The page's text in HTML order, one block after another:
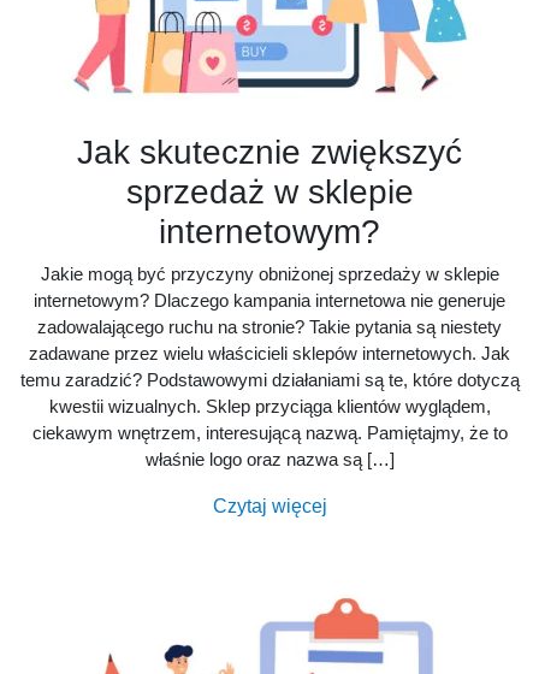
Jak skutecznie zwiększyć
sprzedaż w sklepie
internetowym?
Jakie mogą być przyczyny obniżonej sprzedaży w sklepie
internetowym? Dlaczego kampania internetowa nie generuje
zadowalającego ruchu na stronie? Takie pytania są niestety
zadawane przez wielu właścicieli sklepów internetowych. Jak
temu zaradzić? Podstawowymi działaniami są te, które dotyczą
kwestii wizualnych. Sklep przyciąga klientów wyglądem,
ciekawym wnętrzem, interesującą nazwą. Pamiętajmy, że to
właśnie logo oraz nazwa są […]
Czytaj więcej